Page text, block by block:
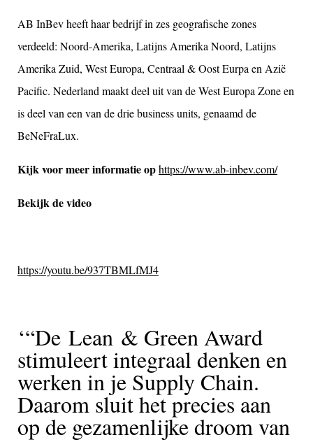
AB InBev heeft haar bedrijf in zes geografische zones
verdeeld: Noord-Amerika, Latijns Amerika Noord, Latijns
Amerika Zuid, West Europa, Centraal & Oost Eurpa en Azië
Pacific. Nederland maakt deel uit van de West Europa Zone en
is deel van een van de drie business units, genaamd de
BeNeFraLux.
Kijk voor meer informatieophttps://www.ab-inbev.com/
Bekijk de video
https://youtu.be/937TBMLfMJ4
“De Lean & Green Award
stimuleert integraal denken en
werken in je Supply Chain.
Daarom sluit het precies aan
op de gezamenlijke droom van